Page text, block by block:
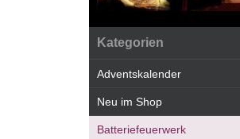
Kategorien
Adventskalender
Neu im Shop
Batteriefeuerwerk